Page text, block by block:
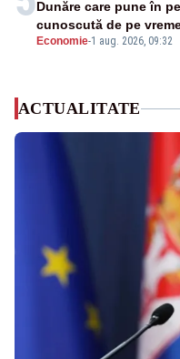
Economie-1 aug. 2026, 09:32
Dunăre care pune în
cunoscută de pe
ACTUALITATE